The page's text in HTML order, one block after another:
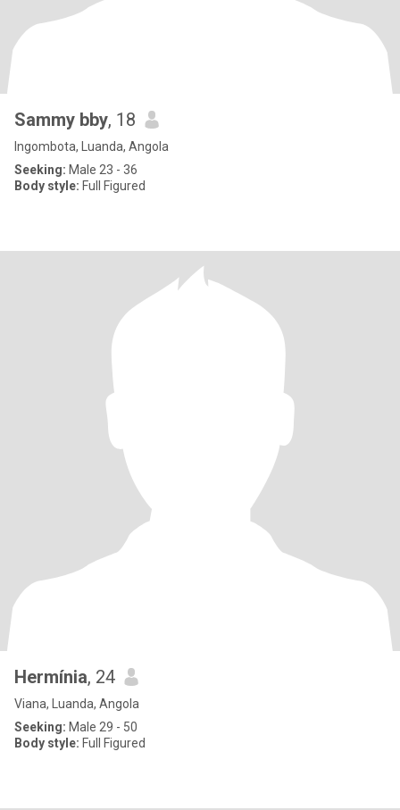
Sammy bby, 18
Ingombota, Luanda, Angola
Seeking: Male 23 - 36
Body style: Full Figured
Hermínia, 24
Viana, Luanda, Angola
Seeking: Male 29 - 50
Body style: Full Figured